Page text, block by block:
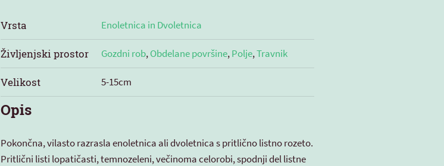
Vrsta Enoletnica in Dvoletnica
Življenjski prostor Gozdni rob,Obdelane površine,Polje,Travnik
Velikost 5-15cm
Opis
Pokončna, vilasto razrasla enoletnica ali dvoletnica s pritlično listno rozeto.
Pritlični listi lopatičasti, temnozeleni, večinoma celorobi, spodnji del listne